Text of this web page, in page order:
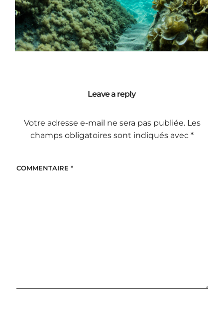
Leave a reply
Votre adresse e-mail ne sera pas publiée. Les
champs obligatoires sont indiqués avec*
COMMENTAIRE *